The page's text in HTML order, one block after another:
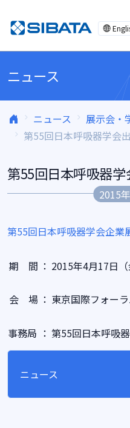
ニュース
ニュース
展示会・
第55回日本呼吸器学会
第55回日本呼吸器
2015
第55回日本呼吸器学会企業
期 間 ： 2015年4月17日（
会 場 ： 東京国際フォー
事務局 ： 第55回日本呼吸
ニュース